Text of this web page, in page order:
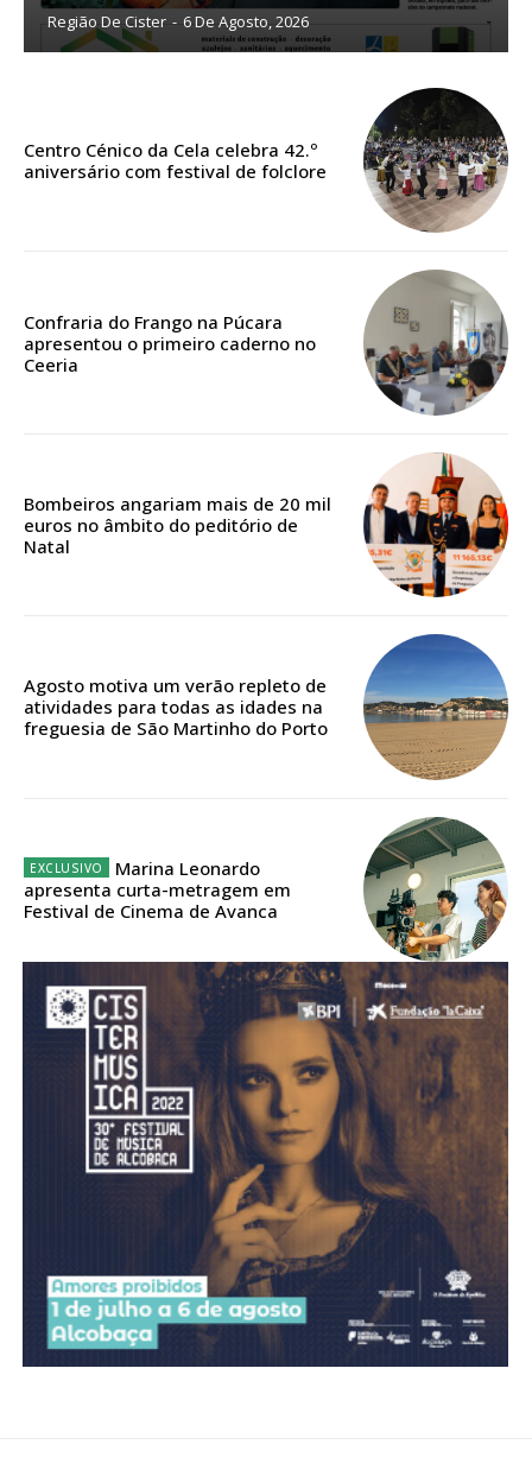
Sendo assinante terá acesso a todos os conteúdos exclusivos e versões
32€
Edição em papel entregue à Quinta-feira em sua
Acesso ao conteúdo online
Acesso aos conteúdos Exclusivos para
16€
Acesso ao conteúdo online
Acesso aos conteúdos Exclusivos para
assinantes
Ofertas para assinatura anual
Escolha o plano
Região De Cister - 6 De Agosto, 2026
Centro Cénico da Cela celebra 42.º
aniversário com festival de folclore
Confraria do Frango na Púcara
apresentou o primeiro caderno no
Ceeria
Bombeiros angariam mais de 20 mil
euros no âmbito do peditório de
Natal
Agosto motiva um verão repleto de
atividades para todas as idades na
freguesia de São Martinho do Porto
Marina Leonardo
apresenta curta-metragem em
Festival de Cinema de Avanca